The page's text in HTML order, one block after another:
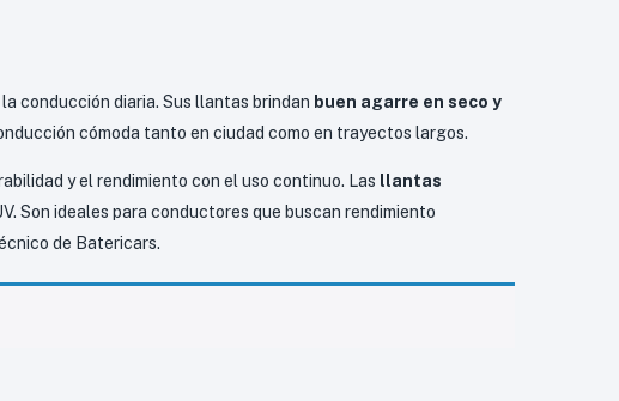
conducción diaria. Sus llantas brindan buen agarre en seco y
cómoda tanto en ciudad como en trayectos largos.
y el rendimiento con el uso continuo. Las llantas
Son ideales para conductores que buscan rendimiento
de Batericars.